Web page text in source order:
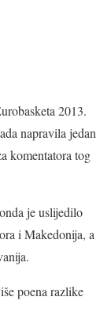
2013.
napravila jedan
komentatora tog
je uslijedilo
i Makedonija, a
poena razlike